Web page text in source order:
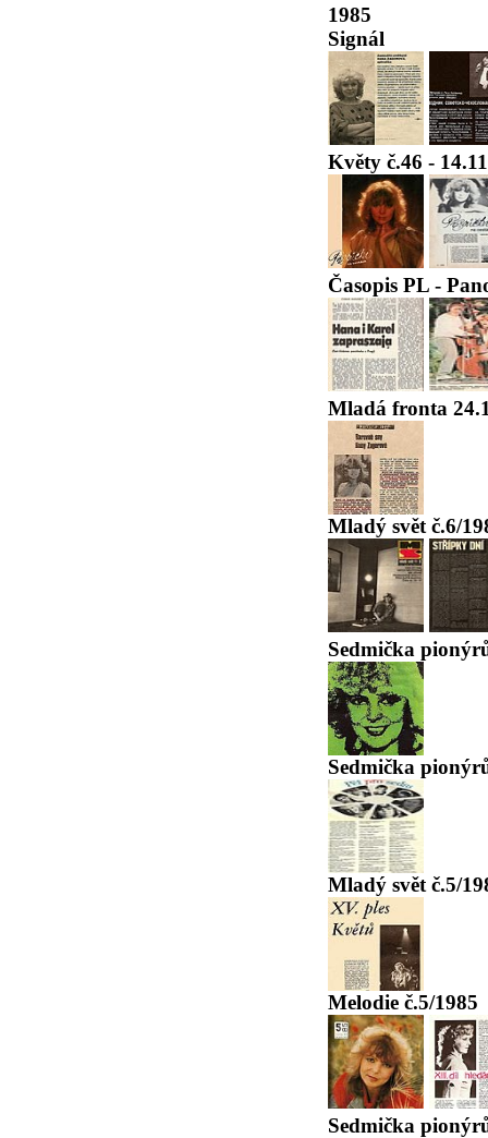
1985
Signál
Květy č.46 -
Časopis PL -
Mladá fronta
Mladý svět č.6/
Sedmička
Sedmička
Mladý svět č.5/
Melodie č.5/1985
Sedmička